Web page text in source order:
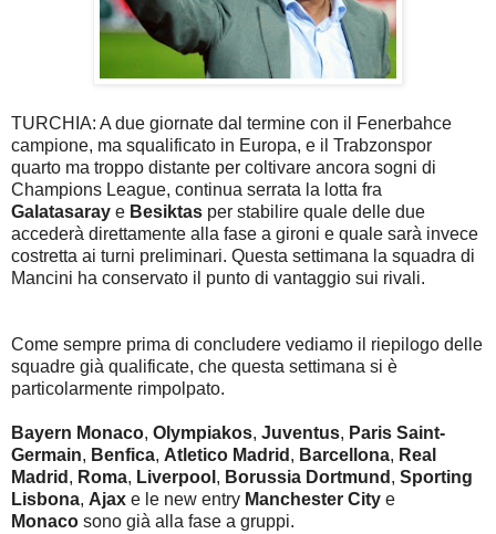
TURCHIA: A due giornate dal termine con il Fenerbahce
campione, ma squalificato in Europa, e il Trabzonspor
quarto ma troppo distante per coltivare ancora sogni di
Champions League, continua serrata la lotta fra
Galatasaray e Besiktas per stabilire quale delle due
accederà direttamente alla fase a gironi e quale sarà invece
costretta ai turni preliminari. Questa settimana la squadra di
Mancini ha conservato il punto di vantaggio sui rivali.
Come sempre prima di concludere vediamo il riepilogo delle
squadre già qualificate, che questa settimana si è
particolarmente rimpolpato.
Bayern Monaco, Olympiakos, Juventus, Paris Saint-
Germain, Benfica, Atletico Madrid , Barcellona, Real
Madrid , Roma, Liverpool , Borussia Dortmund , Sporting
Lisbona, Ajax e le new entry Manchester City e
Monaco sono già alla fase a gruppi.